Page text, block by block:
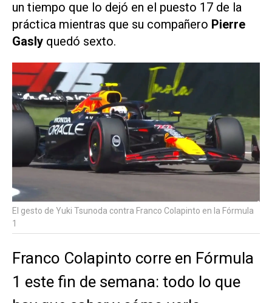
un tiempo que lo dejó en el puesto 17 de la
práctica mientras que su compañero Pierre
Gasly quedó sexto.
El gesto de Yuki Tsunoda contra Franco Colapinto en la Fórmula
1
Franco Colapinto corre en Fórmula
1 este fin de semana: todo lo que